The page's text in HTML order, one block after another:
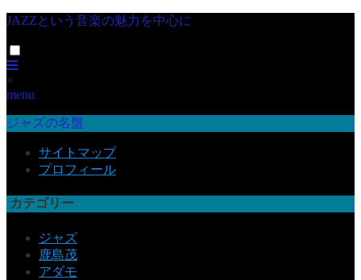
JAZZという音楽の魅力を中心に
×
menu
ジャズの名盤
サイトマップ
プロフィール
カテゴリー
ジャズ
鹿島茂
アダモ